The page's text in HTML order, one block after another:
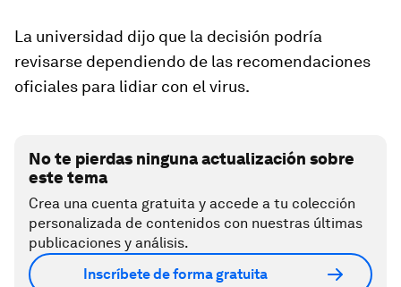
La universidad dijo que la decisión podría
revisarse dependiendo de las recomendaciones
oficiales para lidiar con el virus.
No te pierdas ninguna actualización sobre
este tema
Crea una cuenta gratuita y accede a tu colección
personalizada de contenidos con nuestras últimas
publicaciones y análisis.
Inscríbete de forma gratuita